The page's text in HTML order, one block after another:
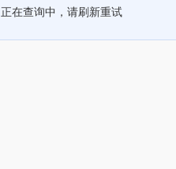
正在查询中，请刷新重试